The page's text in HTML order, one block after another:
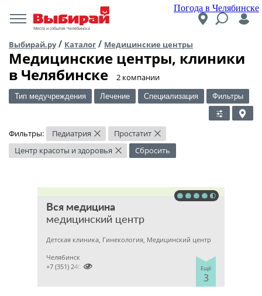
Погода в Челябинске
Места и события Челябинска
Выбирай.ру/ Каталог / Медицинские центры
Медицинские центры, клиники
в Челябинске
​2 компании
Тип медучреждения Лечение Специализация Фильтры
Фильтры: Педиатрия × Простатит ×
Центр красоты и здоровья × Сбросить
Вся медицина
медицинский центр
Детская клиника, Гинекология, Медицинский центр
Ещё
3
Челябинск

+7 (351) 2400303